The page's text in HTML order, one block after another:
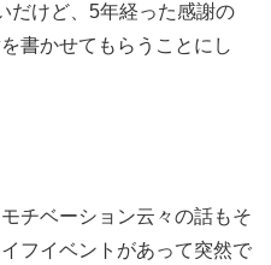
だけど、5年経った感謝の
書かせてもらうことにし
チベーション云々の話もそ
フイベントがあって突然で